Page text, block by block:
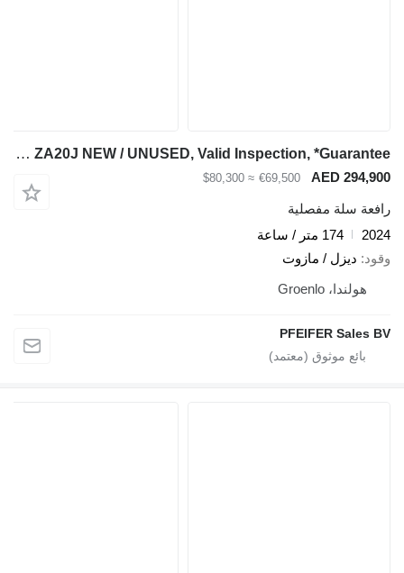
Zoomlion ZA20J NEW / UNUSED, Valid Inspection, *Guarantee!
AED 294,900
€69,500
≈ $80,300
رافعة سلة مفصلية
2024
174 متر / ساعة
وقود ديزل / مازوت
هولندا، Groenlo
PFEIFER Sales BV